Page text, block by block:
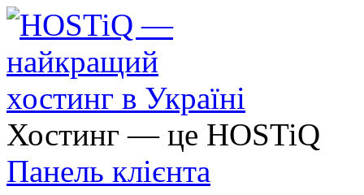
Хостинг — це HOSTiQ
Панель клієнта